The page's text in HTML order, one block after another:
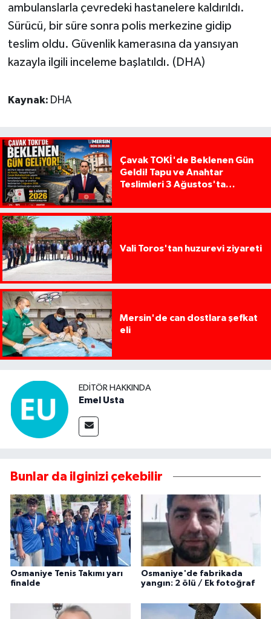
ambulanslarla çevredeki hastanelere kaldırıldı.
Sürücü, bir süre sonra polis merkezine gidip
teslim oldu. Güvenlik kamerasına da yansıyan
kazayla ilgili inceleme başlatıldı. (DHA)
Kaynak: DHA
Çavak TOKİ'de Beklenen Gün
Geldi! Tapu ve Anahtar
Teslimleri 3 Ağustos'ta
Vali Toros'tan huzurevi ziyareti
Mersin'de can dostlara şefkat
eli
EDITÖR HAKKINDA
Emel Usta
Bunlar da ilginizi çekebilir
Osmaniye Tenis Takımı yarı
finalde
Osmaniye'de fabrikada
yangın: 2 ölü / Ek fotoğraf